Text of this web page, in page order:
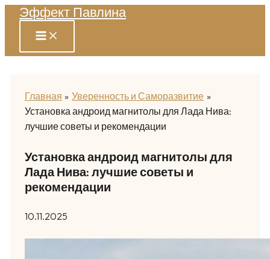
Перейти
содержимому
Эффект Павлина
Главная
Уверенность и Саморазвитие
Установка андроид магнитолы для Лада Нива:
лучшие советы и рекомендации
Установка андроид магнитолы для
Лада Нива: лучшие советы и
рекомендации
10.11.2025